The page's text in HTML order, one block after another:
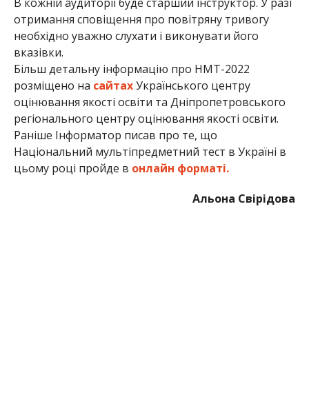
отримання сповіщення про повітряну тривогу
необхідно уважно слухати і виконувати його
вказівки.
Більш детальну інформацію про НМТ-2022
розміщено на сайтахУкраїнського центру
оцінювання якості освіти та Дніпропетровського
регіонального центру оцінювання якості освіти.
Раніше Інформатор писав про те, що
Національний мультіпредметний тест в Україні в
цьому році пройде в онлайн форматі.
Альона Свірідова